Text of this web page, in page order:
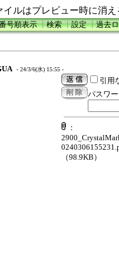
ルはプレビュー時に消え
号順表示┃検索┃設定┃過去
- 24/3/6(水) 15:55 -
引用
パスワ
：
（98.9KB）